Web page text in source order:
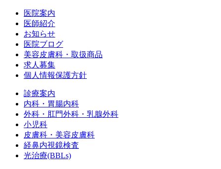
医院案内
医師紹介
お知らせ
医院ブログ
美容皮膚科・取扱商品
求人募集
個人情報保護方針
診療案内
内科・胃腸内科
外科・肛門外科・乳腺外科
小児科
皮膚科・美容皮膚科
経鼻内視鏡検査
光治療(BBLs)